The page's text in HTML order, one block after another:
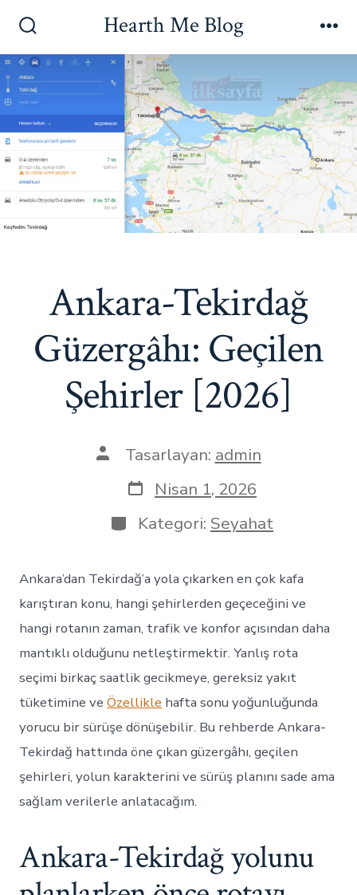
atla
Çubuğunu
Göster/Gizle
Hearth Me Blog
Ankara-Tekirdağ
Güzergâhı: Geçilen
Şehirler [2026]
YazınınTasarlayan: admin
Yazı
tarihi
Nisan 1, 2026
Kategoriler
Kategori: Seyahat
Ankara’dan Tekirdağ’a yola çıkarken en çok kafa
karıştıran konu, hangi şehirlerden geçeceğini ve
hangi rotanın zaman, trafik ve konfor açısından daha
mantıklı olduğunu netleştirmektir. Yanlış rota
seçimi birkaç saatlik gecikmeye, gereksiz yakıt
tüketimine veÖzellikle hafta sonu yoğunluğunda
yorucu bir sürüşe dönüşebilir. Bu rehberde Ankara-
Tekirdağ hattında öne çıkan güzergâhı, geçilen
şehirleri, yolun karakterini ve sürüş planını sade ama
sağlam verilerle anlatacağım.
Ankara-Tekirdağ yolunu